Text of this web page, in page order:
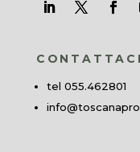
CONTATTACI
tel 055.462801